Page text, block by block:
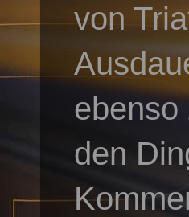
von
ebenso
den